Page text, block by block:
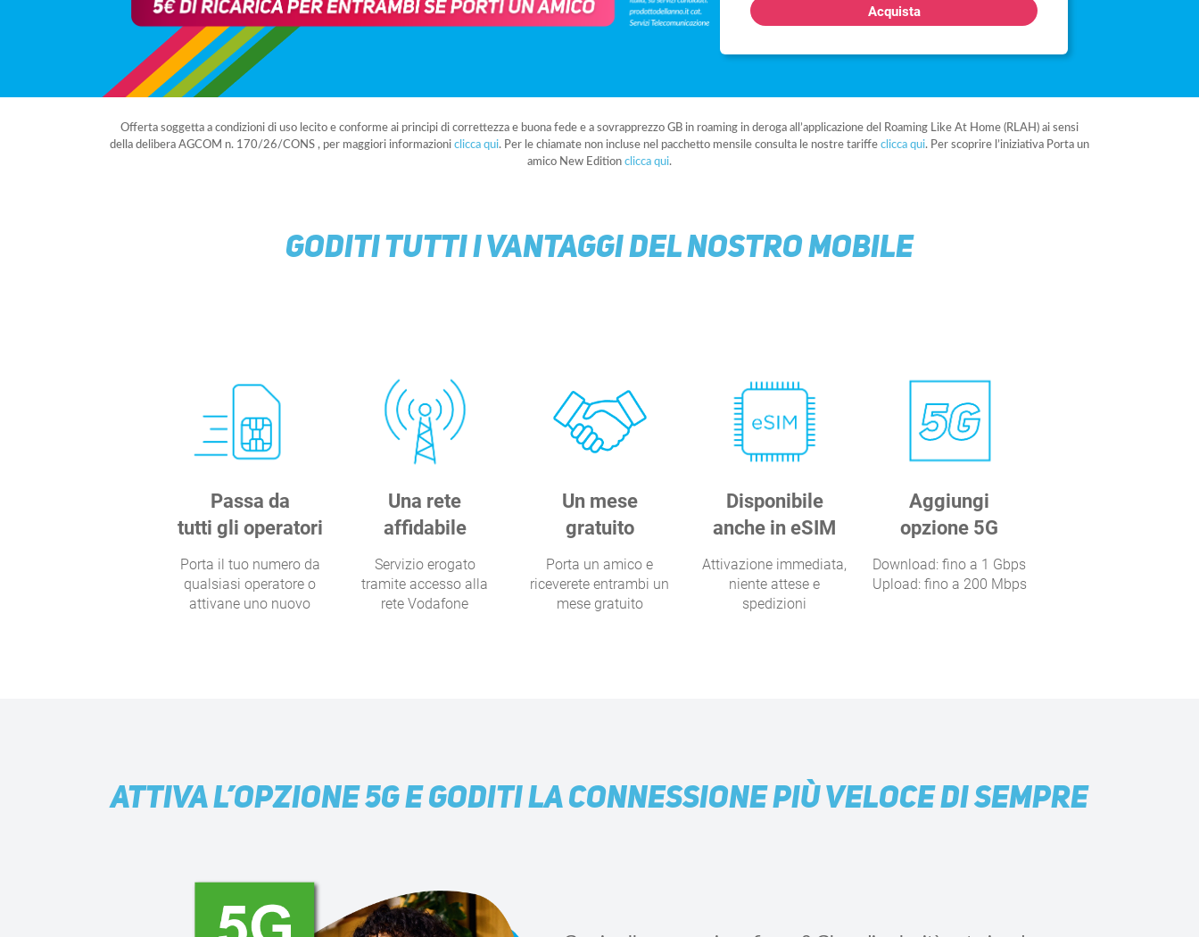
Acquista
Offerta soggetta a condizioni di uso lecito e conforme ai principi di correttezza e buona fede e a sovrapprezzo GB in roaming in deroga all’applicazione del Roaming Like At Home (RLAH) ai sensi
della delibera AGCOM n. 170/26/CONS , per maggiori informazioniclicca qui. Per le chiamate non incluse nel pacchetto mensile consulta le nostre tariffeclicca qui. Per scoprire l’iniziativa Porta un
amico New Editionclicca qui.
GODITI TUTTI I VANTAGGI DEL NOSTRO MOBILE
Passa da
tutti gli operatori
Porta il tuo numero da
qualsiasi operatore o
attivane uno nuovo
Una rete
affidabile
Servizio erogato
tramite accesso alla
rete Vodafone
Un mese
gratuito
Porta un amico e
riceverete entrambi un
mese gratuito
Disponibile
anche in eSIM
Attivazione immediata,
niente attese e
spedizioni
Aggiungi
opzione 5G
Download: fino a 1 Gbps
Upload: fino a 200 Mbps
ATTIVA L’OPZIONE 5G E GODITI LA CONNESSIONE PIÙ VELOCE DI SEMPRE